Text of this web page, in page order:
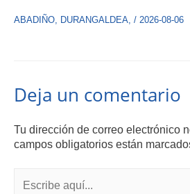
ABADIÑO, DURANGALDEA, / 2026-08-06
Deja un comentario
Tu dirección de correo electrónico
campos obligatorios están